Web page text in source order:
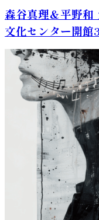
森谷真理＆平野和
文化センター開館